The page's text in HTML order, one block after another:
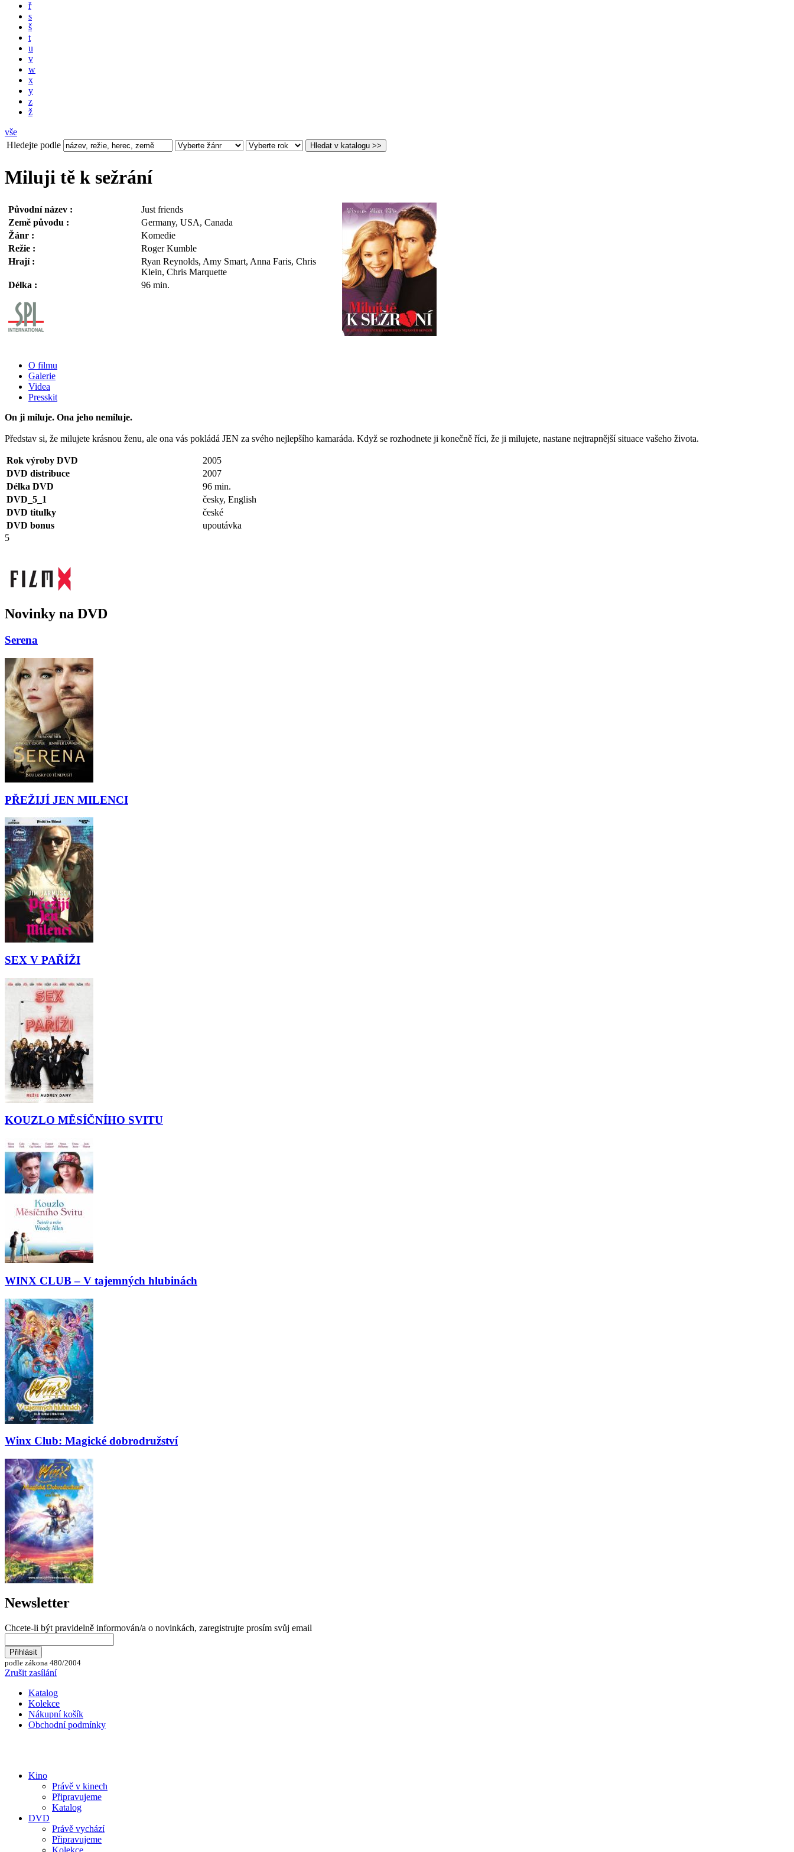
ř
s
š
t
u
v
w
x
y
z
ž
vše
Hledejte podle
Miluji tě k sežrání
Původní název :
Just friends
Země původu :
Germany, USA, Canada
Žánr :
Komedie
Režie :
Roger Kumble
Hrají :
Ryan Reynolds, Amy Smart, Anna Faris, Chris
Klein, Chris Marquette
Délka :
96 min.
O filmu
Galerie
Videa
Presskit
On ji miluje. Ona jeho nemiluje.
Představ si, že milujete krásnou ženu, ale ona vás pokládá JEN za svého nejlepšího kamaráda. Když se rozhodnete ji konečně říci, že ji milujete, nastane nejtrapnější situace vašeho života.
Rok výroby DVD
2005
DVD distribuce
2007
Délka DVD
96 min.
DVD_5_1
česky, English
DVD titulky
české
DVD bonus
upoutávka
5
Novinky na DVD
Serena
PŘEŽIJÍ JEN MILENCI
SEX V PAŘÍŽI
KOUZLO MĚSÍČNÍHO SVITU
WINX CLUB – V tajemných hlubinách
Winx Club: Magické dobrodružství
Newsletter
Chcete-li být pravidelně informován/a o novinkách, zaregistrujte prosím svůj email
podle zákona 480/2004
Zrušit zasílání
Katalog
Kolekce
Nákupní košík
Obchodní podmínky
Kino
Právě v kinech
Připravujeme
Katalog
DVD
Právě vychází
Připravujeme
Kolekce